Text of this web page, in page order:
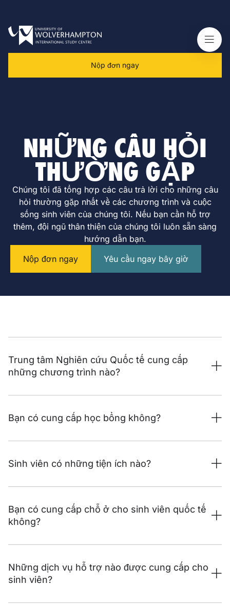
Nộp đơn ngay
NHỮNG CÂU HỎI
THƯỜNG GẶP
Chúng tôi đã tổng hợp các câu trả lời cho những câu
hỏi thường gặp nhất về các chương trình và cuộc
sống sinh viên của chúng tôi. Nếu bạn cần hỗ trợ
thêm, đội ngũ thân thiện của chúng tôi luôn sẵn sàng
hướng dẫn bạn.
Nộp đơn ngay
Yêu cầu ngay bây giờ
Trung tâm Nghiên cứu Quốc tế cung cấp
những chương trình nào?
Bạn có cung cấp học bổng không?
Sinh viên có những tiện ích nào?
Bạn có cung cấp chỗ ở cho sinh viên quốc tế
không?
Những dịch vụ hỗ trợ nào được cung cấp cho
sinh viên?